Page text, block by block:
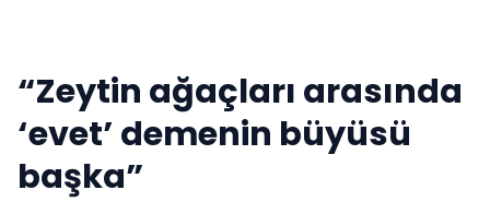
“Zeytin ağaçları arasında
‘evet’ demenin büyüsü
başka”